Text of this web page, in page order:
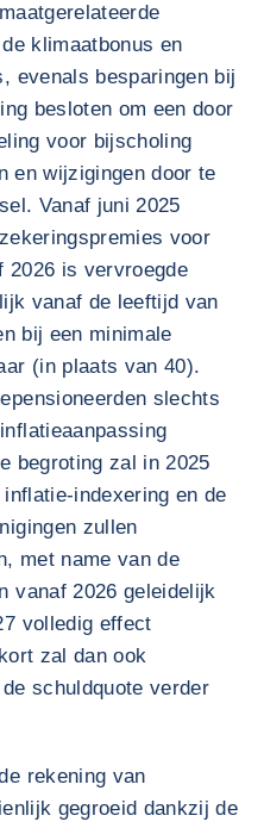
klimaatbonus en
evenals besparingen bij
besloten om een door
voor bijscholing
en wijzigingen door te
Vanaf juni 2025
voor
2026 is vervroegde
vanaf de leeftijd van
bij een minimale
(in plaats van 40).
slechts
begroting zal in 2025
indexering en de
zullen
met name van de
vanaf 2026 geleidelijk
volledig effect
zal dan ook
schuldquote verder
rekening van
gegroeid dankzij de